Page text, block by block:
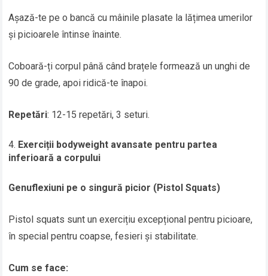
Așază-te pe o bancă cu mâinile plasate la lățimea umerilor
și picioarele întinse înainte.
Coboară-ți corpul până când brațele formează un unghi de
90 de grade, apoi ridică-te înapoi.
Repetări: 12-15 repetări, 3 seturi.
Exerciții bodyweight avansate pentru partea
inferioară a corpului
Genuflexiuni pe o singură picior (Pistol Squats)
Pistol squats sunt un exercițiu excepțional pentru picioare,
în special pentru coapse, fesieri și stabilitate.
Cum se face: